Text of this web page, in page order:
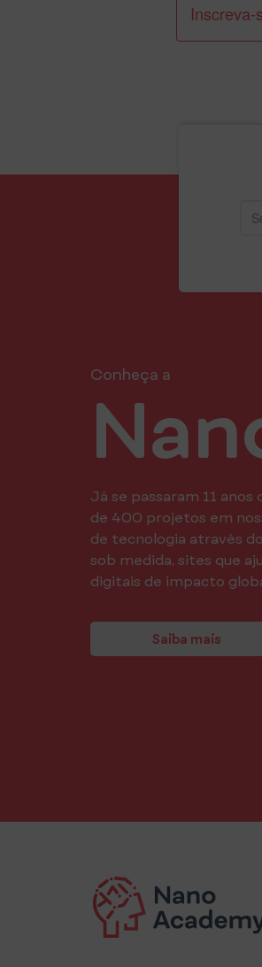
Inscreva-
Conheça a
Já se passaram 11
de 400 projetos em
de tecnologia através
sob medida, sites que
digitais de impacto
Saiba mais